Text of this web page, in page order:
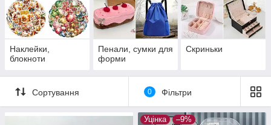
Наклейки,
блокноти
Пенали, сумки для
форми
Скриньки
Сортування 0 Фільтри
Уцінка –9%